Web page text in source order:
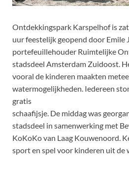
Ontdekkingspark Karspelhof is
uur feestelijk geopend door Emile
portefeuillehouder Ruimtelijke
stadsdeel Amsterdam Zuidoost.
vooral de kinderen maakten
watermogelijkheden. Iedereen
gratis
schaafijsje. De middag was
stadsdeel in samenwerking met
KoKoKo van Laag Kouwenoord.
sport en spel voor kinderen uit de